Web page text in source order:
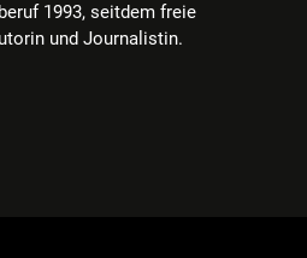
1993, seitdem freie
und Journalistin.